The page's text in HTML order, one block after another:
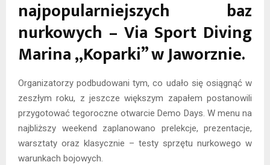
najpopularniejszych baz
nurkowych – Via Sport Diving
Marina „Koparki” w Jaworznie.
Organizatorzy podbudowani tym, co udało się osiągnąć w
zeszłym roku, z jeszcze większym zapałem postanowili
przygotować tegoroczne otwarcie Demo Days. W menu na
najbliższy weekend zaplanowano prelekcje, prezentacje,
warsztaty oraz klasycznie – testy sprzętu nurkowego w
warunkach bojowych.